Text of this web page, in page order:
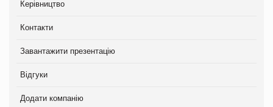
Керівництво
Контакти
Завантажити презентацію
Відгуки
Додати компанію